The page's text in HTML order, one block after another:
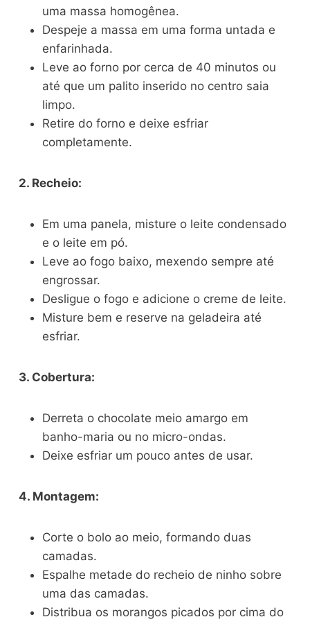
uma massa homogênea.
Despeje a massa em uma forma untada e
enfarinhada.
Leve ao forno por cerca de 40 minutos ou
até que um palito inserido no centro saia
limpo.
Retire do forno e deixe esfriar
completamente.
2. Recheio:
Em uma panela, misture o leite condensado
e o leite em pó.
Leve ao fogo baixo, mexendo sempre até
engrossar.
Desligue o fogo e adicione o creme de leite.
Misture bem e reserve na geladeira até
esfriar.
3. Cobertura:
Derreta o chocolate meio amargo em
banho-maria ou no micro-ondas.
Deixe esfriar um pouco antes de usar.
4. Montagem:
Corte o bolo ao meio, formando duas
camadas.
Espalhe metade do recheio de ninho sobre
uma das camadas.
Distribua os morangos picados por cima do